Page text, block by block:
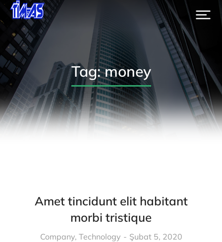
Tag: money
Amet tincidunt elit habitant
morbi tristique
Company, Technology Şubat 5, 2020